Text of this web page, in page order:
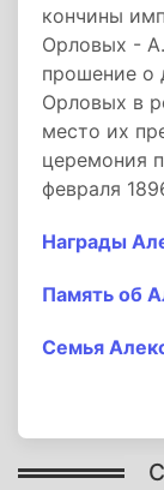
кончины
Орловых -
прошение о
Орловых в
место их
церемония
февраля
Награды
Память об
Семья